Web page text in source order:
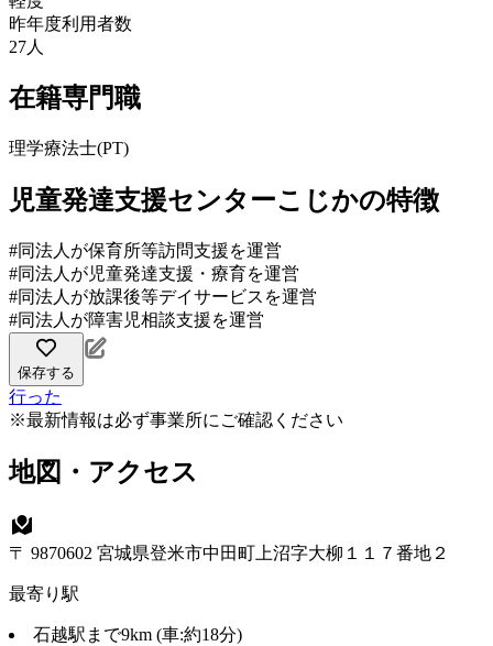
昨年度利用者数
27人
在籍専門職
理学療法士(PT)
児童発達支援センターこじかの特徴
#同法人が保育所等訪問支援を運営
#同法人が児童発達支援・療育を運営
#同法人が放課後等デイサービスを運営
#同法人が障害児相談支援を運営
保存する
行った
※最新情報は必ず事業所にご確認ください
地図・アクセス
〒 9870602 宮城県登米市中田町上沼字大柳１１７番地２
最寄り駅
石越駅まで9km (車:約18分)